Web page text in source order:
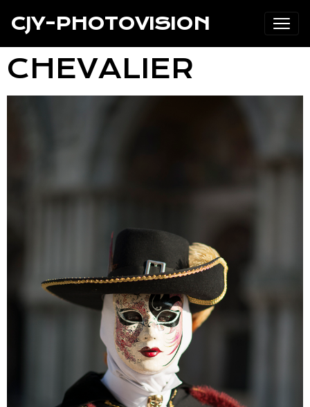
CJY-PHOTOVISION
CHEVALIER